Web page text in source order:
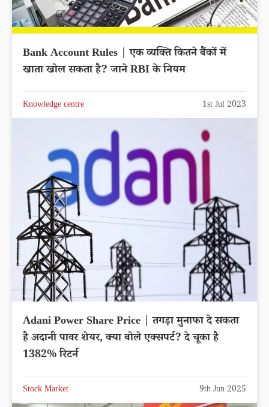
Bank Account Rules | एक व्यक्ति कितने बैंकों में
खाता खोल सकता है? जाने RBI के नियम
Knowledge centre 1st Jul 2023
Adani Power Share Price | तगड़ा मुनाफा दे सकता
है अदानी पावर शेयर, क्या बोले एक्सपर्ट? दे चूका है
1382% रिटर्न
Stock Market 9th Jun 2025